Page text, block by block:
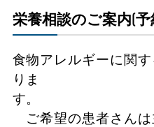
栄養相談のご案内(予
食物アレルギーに関
りま
す
ご希望の患者さん